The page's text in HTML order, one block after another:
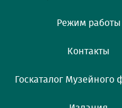
Режим работы
Контакты
Госкаталог